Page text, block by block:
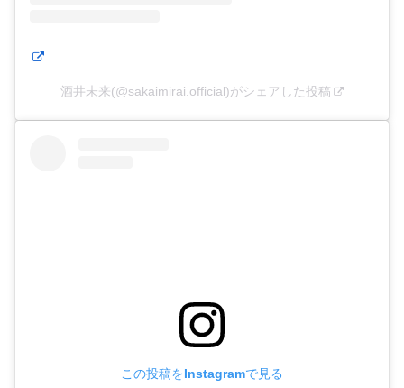
酒井未来(@sakaimirai.official)がシェアした投稿
この投稿をInstagramで見る